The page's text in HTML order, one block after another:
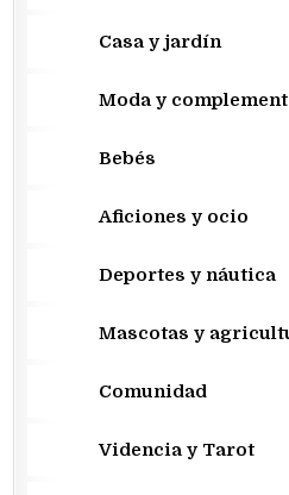
Casa y jardín
Moda y
Bebés
Aficiones y ocio
Deportes y náutica
Mascotas y
Comunidad
Videncia y Tarot